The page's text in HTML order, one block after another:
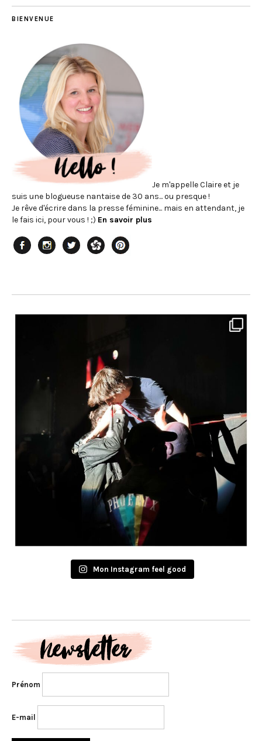
BIENVENUE
Je m'appelle Claire et je
suis une blogueuse nantaise de 30 ans... ou presque !
Je rêve d'écrire dans la presse féminine... mais en attendant, je
le fais ici, pour vous ! ;) En savoir plus
Mon Instagram feel good
Prénom
E-mail